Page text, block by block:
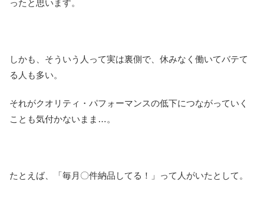
ったと思います。
しかも、そういう人って実は裏側で、休みなく働いてバテて
る人も多い。
それがクオリティ・パフォーマンスの低下につながっていく
ことも気付かないまま…。
たとえば、「毎月〇件納品してる！」って人がいたとして。